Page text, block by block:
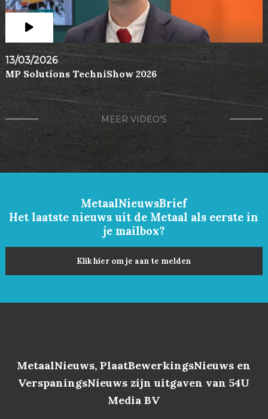
13/03/2026
MP Solutions TechniShow 2026
MEER VIDEO'S
MetaalNieuwsBrief
Het laatste nieuws uit de Metaal als eerste in
je mailbox?
Klik hier om je aan te melden
MetaalNieuws, PlaatBewerkingsNieuws en
VerspaningsNieuws zijn uitgaven van 54U
Media BV